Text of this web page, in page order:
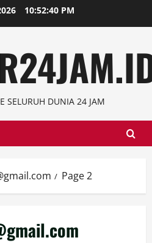
10:52:42 PM
SELURUH DUNIA 24 JAM
Page 2